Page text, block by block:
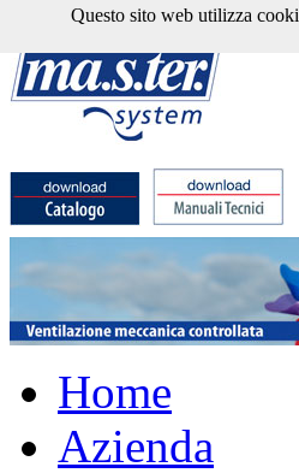
Home
Azienda
Questo sito web utilizza